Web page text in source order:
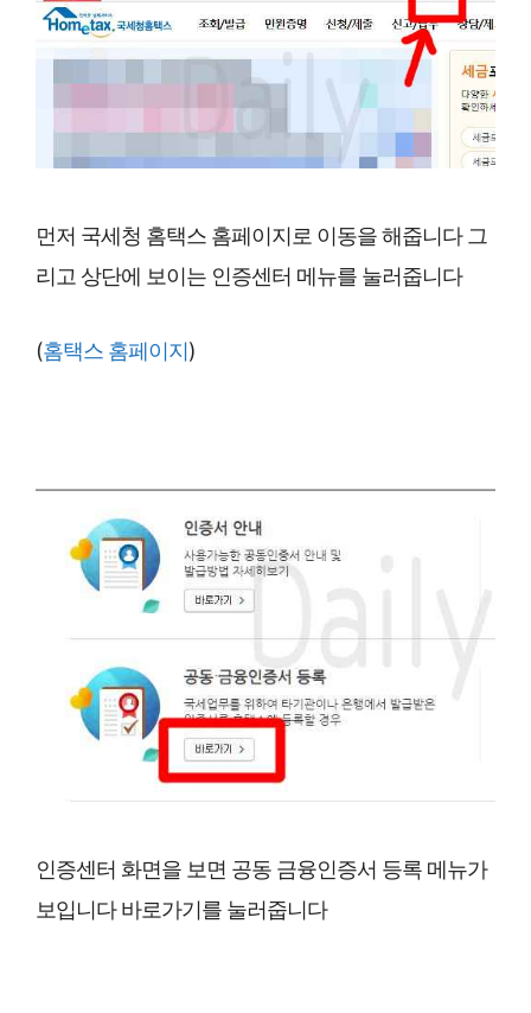
먼저 국세청 홈택스 홈페이지로 이동을 해줍니다 그
리고 상단에 보이는 인증센터 메뉴를 눌러줍니다
(홈택스 홈페이지)
인증센터 화면을 보면 공동 금융인증서 등록 메뉴가
보입니다 바로가기를 눌러줍니다